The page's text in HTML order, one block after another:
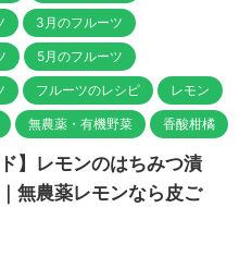
3月のフルーツ
5月のフルーツ
フルーツのレシピ レモン
無農薬・有機野菜 香酸柑橘
ド】レモンのはちみつ漬
無農薬レモンなら皮ご